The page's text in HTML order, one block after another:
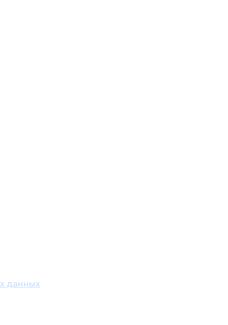
данных